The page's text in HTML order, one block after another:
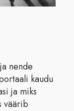
nende
kaudu
ja miks
väärib